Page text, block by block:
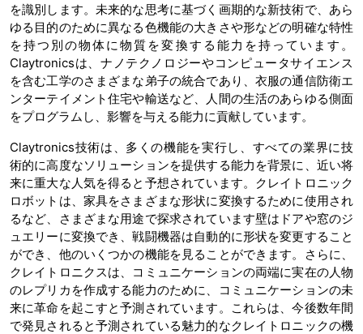
を識別します。未来的な思考に基づく画期的な新技術で、あら
ゆる目的のために異なる色機能の大きさや形などの明確な特性
を持つ別の物体に物質を変換する能力を持っています。
Claytronicsは、ナノテクノロジーやコンピュータサイエンス
を含む工学のさまざまな弟子の統合であり、衣服の通信防衛エ
ンターテイメント住宅や輸送など、人間の生活のあらゆる側面
をプログラムし、影響を与える能力に貢献しています。
Claytronics技術は、多くの機能を実行し、すべての業界に技
術的に高度なソリューションを提供する能力を背景に、近い将
来に重大な人気を得ると予想されています。クレイトロニック
ロボットは、家具をさまざまな形状に変換するために使用され
るなど、さまざまな用途で探求されています壁はドアや窓のジ
ュエリーに変換でき、戦闘機器は自動的に形状を変更すること
ができ、他のいくつかの機能を見ることができます。さらに、
クレイトロニクスは、コミュニケーションの両端に実在の人物
のレプリカを作成する能力のために、コミュニケーションの未
来に革命を起こすと予測されています。これらは、今後数年間
で発見されると予測されている魅力的なクレイトロニックの機